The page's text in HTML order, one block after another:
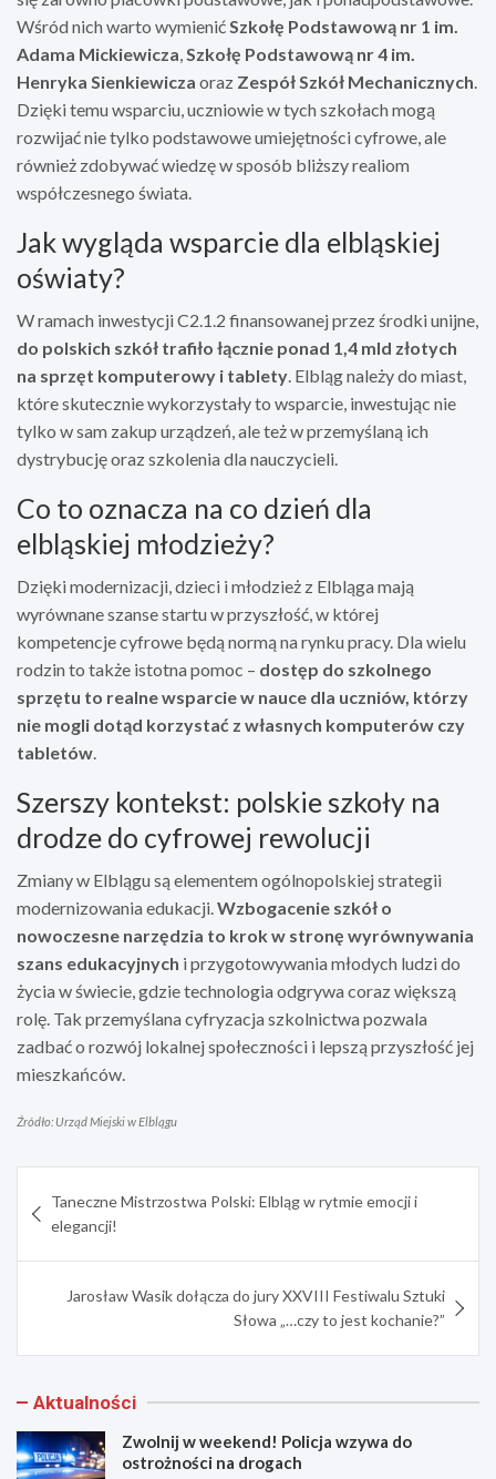
Wśród nich warto wymienićSzkołę Podstawową nr 1 im.
Adama Mickiewicza,Szkołę Podstawową nr 4 im.
Henryka Sienkiewicza oraz Zespół Szkół Mechanicznych.
Dzięki temu wsparciu, uczniowie w tych szkołach mogą
rozwijać nie tylko podstawowe umiejętności cyfrowe, ale
również zdobywać wiedzę w sposób bliższy realiom
współczesnego świata.
Jak wygląda wsparcie dla elbląskiej
oświaty?
W ramach inwestycji C2.1.2 finansowanej przez środki unijne,
do polskich szkół trafiło łącznie ponad 1,4 mld złotych
na sprzęt komputerowy i tablety. Elbląg należy do miast,
które skutecznie wykorzystały to wsparcie, inwestując nie
tylko w sam zakup urządzeń, ale też w przemyślaną ich
dystrybucję oraz szkolenia dla nauczycieli.
Co to oznacza na co dzień dla
elbląskiej młodzieży?
Dzięki modernizacji, dzieci i młodzież z Elbląga mają
wyrównane szanse startu w przyszłość, w której
kompetencje cyfrowe będą normą na rynku pracy. Dla wielu
rodzin to także istotna pomoc – dostęp do szkolnego
sprzętu to realne wsparcie w nauce dla uczniów, którzy
nie mogli dotąd korzystać z własnych komputerów czy
tabletów.
Szerszy kontekst: polskie szkoły na
drodze do cyfrowej rewolucji
Zmiany w Elblągu są elementem ogólnopolskiej strategii
modernizowania edukacji.Wzbogacenie szkół o
nowoczesne narzędzia to krok w stronę wyrównywania
szans edukacyjnych i przygotowywania młodych ludzi do
życia w świecie, gdzie technologia odgrywa coraz większą
rolę. Tak przemyślana cyfryzacja szkolnictwa pozwala
zadbać o rozwój lokalnej społeczności i lepszą przyszłość jej
mieszkańców.
Źródło: Urząd Miejski w Elblągu
wpisu
Taneczne Mistrzostwa Polski: Elbląg w rytmie emocji i
elegancji!
Jarosław Wasik dołącza do jury XXVIII Festiwalu Sztuki
Słowa „…czy to jest kochanie?”
Aktualności
Zwolnij w weekend! Policja wzywa do
ostrożności na drogach